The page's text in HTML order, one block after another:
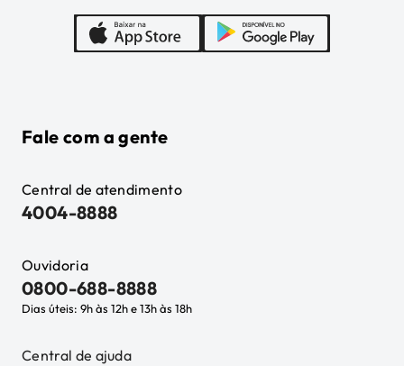
Fale com a gente
Central de atendimento
4004-8888
Ouvidoria
0800-688-8888
Dias úteis: 9h às 12h e 13h às 18h
Central de ajuda